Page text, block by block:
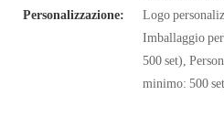
Personalizzazione:
Logo
Imballaggio
500 set),
minimo: 500